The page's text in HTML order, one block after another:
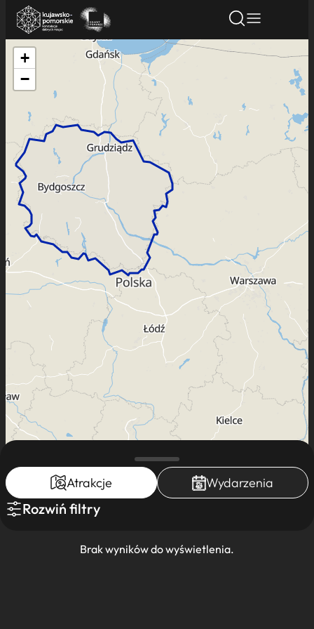
Znajdź atrakcję Znajdź artykuł Znajdź
Znajdź atrakcję
Nazwa atrakcji
Miasto
Kategoria
Wyszukaj
+
−
Leaflet Mapa dostęna dla K-POT ©
Atrakcje Wydarzenia
Rozwiń filtry
Brak wyników do wyświetlenia.